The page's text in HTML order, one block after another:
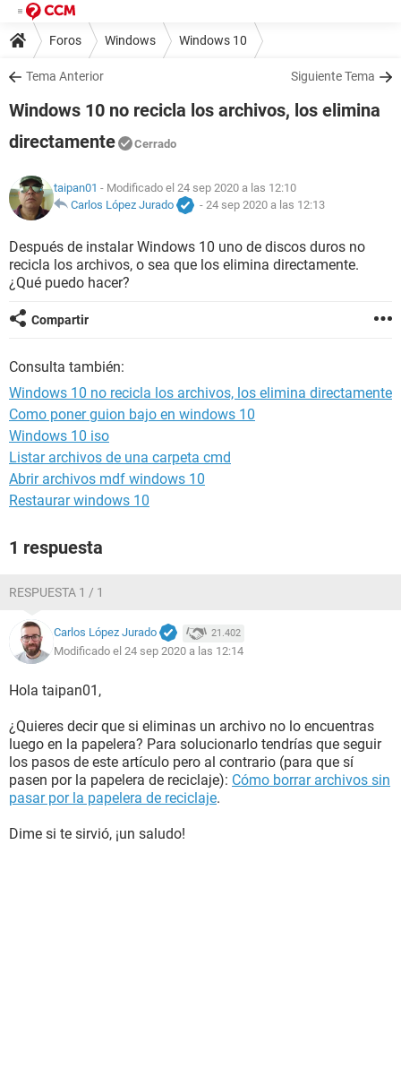
Foros Windows Windows 10
Tema Anterior Siguiente Tema
Windows 10 no recicla los archivos, los elimina
directamente
Cerrado
taipan01 - Modificado el 24 sep 2020 a las 12:10
Carlos López Jurado
- 24 sep 2020 a las 12:13
Después de instalar Windows 10 uno de discos duros no
recicla los archivos, o sea que los elimina directamente.
¿Qué puedo hacer?
Compartir
Consulta también:
Windows 10 no recicla los archivos, los elimina directamente
Como poner guion bajo en windows 10
Windows 10 iso
Listar archivos de una carpeta cmd
Abrir archivos mdf windows 10
Restaurar windows 10
1 respuesta
RESPUESTA 1 / 1
Carlos López Jurado 21.402
Modificado el 24 sep 2020 a las 12:14
Hola taipan01,
¿Quieres decir que si eliminas un archivo no lo encuentras
luego en la papelera? Para solucionarlo tendrías que seguir
los pasos de este artículo pero al contrario (para que sí
pasen por la papelera de reciclaje): Cómo borrar archivos sin
pasar por la papelera de reciclaje.
Dime si te sirvió, ¡un saludo!